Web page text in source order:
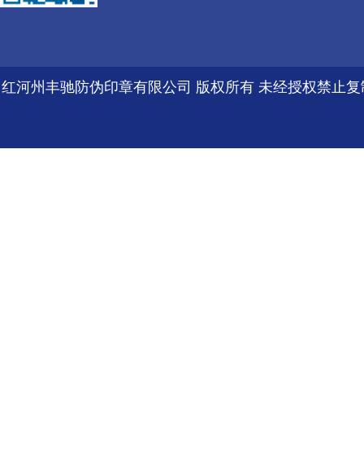
红河州丰驰防伪印章有限公司 版权所有 未经授权禁止